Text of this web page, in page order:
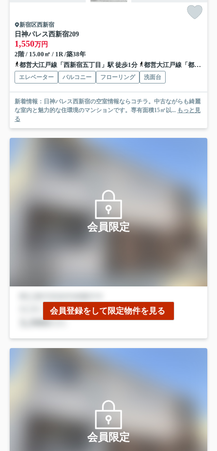
新宿区西新宿
日神パレス西新宿209
1,550万円
2階 / 15.00㎡ / 1R /築38年
都営大江戸線「西新宿五丁目」駅 徒歩1分
都営大江戸線「都庁前」駅 徒歩14分
エレベーター バルコニー フローリング 洗面台
新着情報：日神パレス西新宿の空室情報ならコチラ。中古ながらも綺麗
な室内と魅力的な住環境のマンションです。専有面積15㎡以... もっと見
る
会員限定
会員登録をして限定物件を見る
会員限定